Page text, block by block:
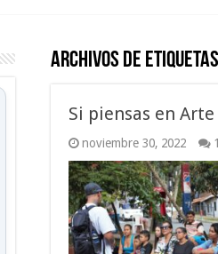
Archivos de
Si piensas en
noviembre 30, 2022 1